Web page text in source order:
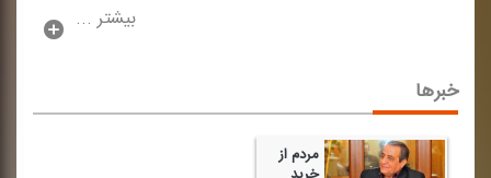
بیشتر ...
خبرها
مردم از